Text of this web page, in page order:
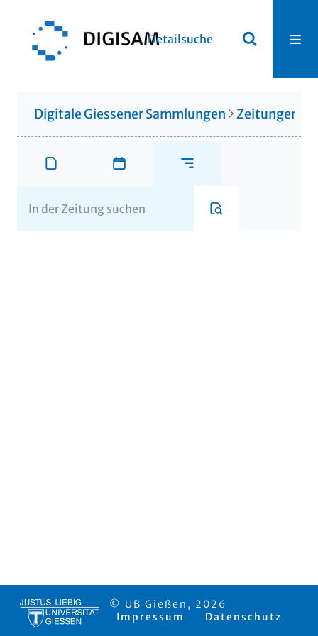
Detailsuche
Digitale Giessener Sammlungen Zeitungen
© UB Gießen, 2026
Impressum
Datenschutz